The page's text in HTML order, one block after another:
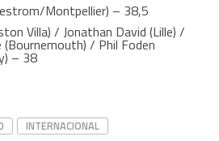
Montpellier) – 38,5
Villa) / Jonathan David (Lille) /
(Bournemouth) / Phil Foden
– 38
INTERNACIONAL